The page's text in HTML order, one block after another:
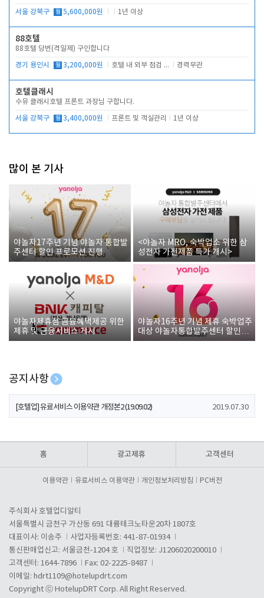
서울 강북구 월 5,600,000원 1년 이상
88호텔
88호텔 당번(격일제) 구인합니다
경기 용인시 월 3,200,000원 호텔 내 외부 점검 및 프런트 운영 경력무관
호텔클래시
수유 클래시호텔 프론트 과장님 구합니다.
서울 강북구 월 3,400,000원 프론트 및 객실관리 1년 이상
많이 본 기사
야놀자17주년 기념 야놀자 통합발
주센터 할인 프로모션 진행
<야놀자 MRO, 숙박업소 위한 삼
성전자 가전제품 특가 개시>
야놀자제휴점 금융혜택제공 위한
제휴 및 금융서비스 게시
야놀자16주년 기념 제휴 숙박업주
대상 야놀자통합발주센터 할인쿠
폰 증정
공지사항
[호텔업] 개인정보 처리방침 개정본1 (19.09.02)
[호텔업] 유료서비스 이용약관 개정본2 (19.09.02) 2019.07.30
홈 광고제휴 고객센터
이용약관 유료서비스 이용약관 개인정보처리방침 PC버전
주식회사 호텔업디알티
서울특별시 금천구 가산동 691 대륭테크노타운20차 1807호
대표이사: 이송주
사업자등록번호: 441-87-01934
통신판매업신고: 서울금천-1204 호
직업정보: J1206020200010
고객센터: 1644-7896
Fax: 02-2225-8487
이메일: hdrt1109@hotelupdrt.com
Copyright ⓒ HotelupDRT Corp. All Right Reserved.